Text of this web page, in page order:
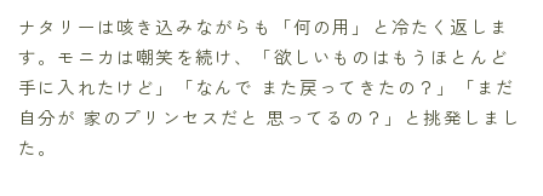
ナタリーは咳き込みながらも「何の用」と冷たく返しま
す。モニカは嘲笑を続け、「欲しいものはもうほとんど
手に入れたけど」「なんで また戻ってきたの？」「まだ
自分が 家のプリンセスだと 思ってるの？」と挑発しまし
た。